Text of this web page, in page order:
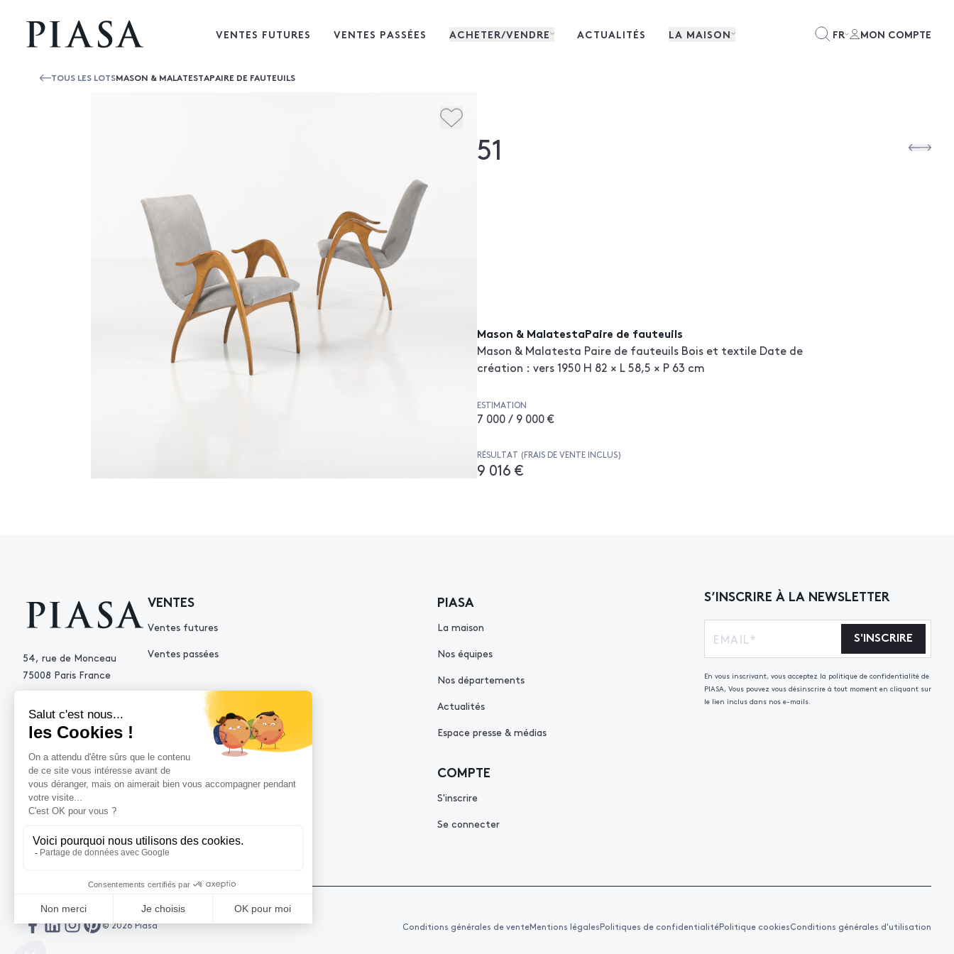
VENTES FUTURES VENTES PASSÉES ACHETER/VENDRE ACTUALITÉS LA MAISON FR MON COMPTE
TOUS LES LOTSMASON & MALATESTAPAIRE DE FAUTEUILS
51
Mason & MalatestaPaire de fauteuils
Mason & Malatesta Paire de fauteuils Bois et textile Date de
création : vers 1950 H 82 × L 58,5 × P 63 cm
ESTIMATION
7 000 / 9 000 €
RÉSULTAT (FRAIS DE VENTE INCLUS)
9 016 €
54, rue de Monceau
75008 Paris France
contact@piasa.fr
VENTES
Ventes futures
Ventes passées
PIASA
La maison
Nos équipes
Nos départements
Actualités
Espace presse & médias
AIDE
Demande d’estimation
COMPTE
S'inscrire
Se connecter
S’INSCRIRE À LA NEWSLETTER
S'INSCRIRE
En vous inscrivant, vous acceptez la politique de confidentialité de
PIASA, Vous pouvez vous désinscrire à tout moment en cliquant sur
le lien inclus dans nos e-mails.
© 2026 Piasa Conditions générales de venteMentions légalesPolitiques de confidentialitéPolitique cookiesConditions générales d'utilisation